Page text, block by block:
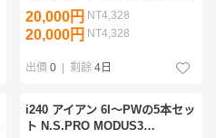
ブラック VELOCORE 6 (S) US
シャフトのみ
20,000円 NT4,328
20,000円 NT4,328
出價 0 | 剩餘 4日
i240 アイアン 6I～PWの5本セッ
ト N.S.PRO MODUS3